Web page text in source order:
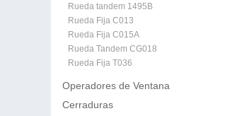
Rueda tandem 1495B
Rueda Fija C013
Rueda Fija C015A
Rueda Tandem CG018
Rueda Fija T036
Operadores de Ventana
Cerraduras